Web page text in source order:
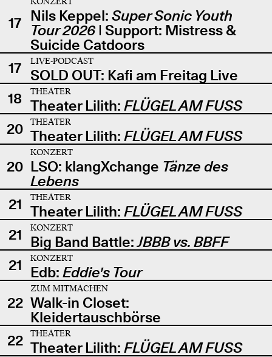
17 Nils Keppel: Super Sonic Youth
Tour 2026| Support: Mistress &
Suicide Catdoors
17
LIVE-PODCAST
SOLD OUT: Kafi am Freitag Live
18
THEATER
Theater Lilith: FLÜGEL AM FUSS
20
THEATER
Theater Lilith: FLÜGEL AM FUSS
20
KONZERT
LSO: klangXchange Tänze des
Lebens
21
THEATER
Theater Lilith: FLÜGEL AM FUSS
21
KONZERT
Big Band Battle:JBBB vs. BBFF
21
KONZERT
Edb: Eddie's Tour
22
ZUM MITMACHEN
Walk-in Closet:
Kleidertauschbörse
22
THEATER
Theater Lilith: FLÜGEL AM FUSS